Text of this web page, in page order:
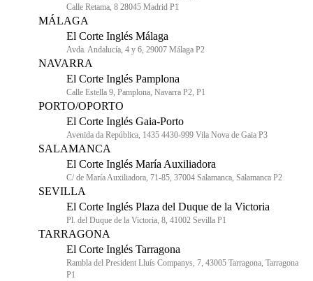
Calle Retama, 8 28045 Madrid P1
MÁLAGA
El Corte Inglés Málaga
Avda. Andalucía, 4 y 6, 29007 Málaga P2
NAVARRA
El Corte Inglés Pamplona
Calle Estella 9, Pamplona, Navarra P2, P1
PORTO/OPORTO
El Corte Inglés Gaia-Porto
Avenida da República, 1435 4430-999 Vila Nova de Gaia P3
SALAMANCA
El Corte Inglés María Auxiliadora
C/ de María Auxiliadora, 71-85, 37004 Salamanca, Salamanca P2
SEVILLA
El Corte Inglés Plaza del Duque de la Victoria
Pl. del Duque de la Victoria, 8, 41002 Sevilla P1
TARRAGONA
El Corte Inglés Tarragona
Rambla del President Lluís Companys, 7, 43005 Tarragona, Tarragona
P1